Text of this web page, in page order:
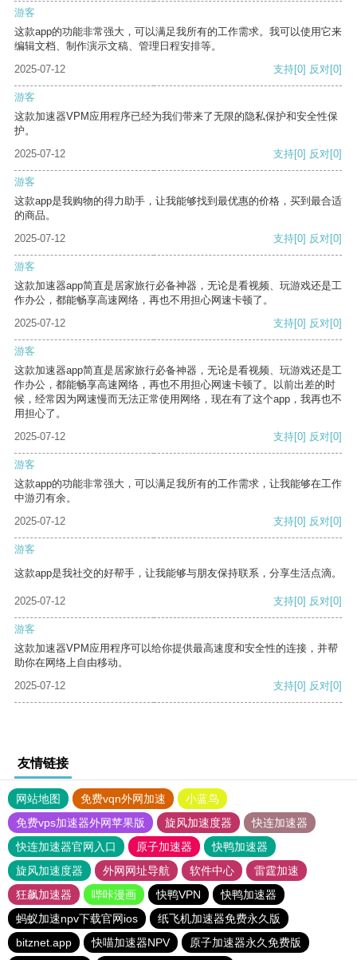
游客
这款app的功能非常强大，可以满足我所有的工作需求。我可以使用它来
编辑文档、制作演示文稿、管理日程安排等。
2025-07-12
支持[0] 反对[0]
游客
这款加速器VPM应用程序已经为我们带来了无限的隐私保护和安全性保
护。
2025-07-12
支持[0] 反对[0]
游客
这款app是我购物的得力助手，让我能够找到最优惠的价格，买到最合适
的商品。
2025-07-12
支持[0] 反对[0]
游客
这款加速器app简直是居家旅行必备神器，无论是看视频、玩游戏还是工
作办公，都能畅享高速网络，再也不用担心网速卡顿了。
2025-07-12
支持[0] 反对[0]
游客
这款加速器app简直是居家旅行必备神器，无论是看视频、玩游戏还是工
作办公，都能畅享高速网络，再也不用担心网速卡顿了。以前出差的时
候，经常因为网速慢而无法正常使用网络，现在有了这个app，我再也不
用担心了。
2025-07-12
支持[0] 反对[0]
游客
这款app的功能非常强大，可以满足我所有的工作需求，让我能够在工作
中游刃有余。
2025-07-12
支持[0] 反对[0]
游客
这款app是我社交的好帮手，让我能够与朋友保持联系，分享生活点滴。
2025-07-12 支持[0] 反对[0]
游客
这款加速器VPM应用程序可以给你提供最高速度和安全性的连接，并帮
助你在网络上自由移动。
2025-07-12
支持[0] 反对[0]
友情链接
网站地图 免费vqn外网加速
小蓝鸟
免费vps加速器外网苹果版
旋风加速度器
快连加速器
快连加速器官网入口
原子加速器
快鸭加速器
旋风加速度器
外网网址导航 软件中心
雷霆加速
狂飙加速器
哔咔漫画 快鸭VPN
快鸭加速器
蚂蚁加速npv下载官网ios
纸飞机加速器免费永久版
bitznet.app
快喵加速器NPV 原子加速器永久免费版